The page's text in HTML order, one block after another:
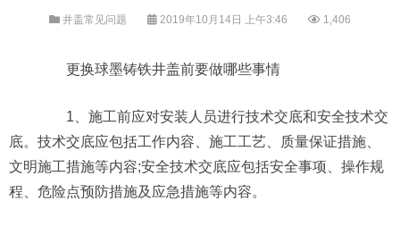
井盖常见问题 2019年10月14日 上午3:46 1,406
更换球墨铸铁井盖前要做哪些事情
1、施工前应对安装人员进行技术交底和安全技术交
底。技术交底应包括工作内容、施工工艺、质量保证措施、
文明施工措施等内容;安全技术交底应包括安全事项、操作规
程、危险点预防措施及应急措施等内容。